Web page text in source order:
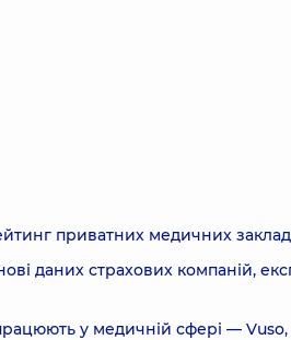
приватних медичних
даних страхових компаній,
у медичній сфері —